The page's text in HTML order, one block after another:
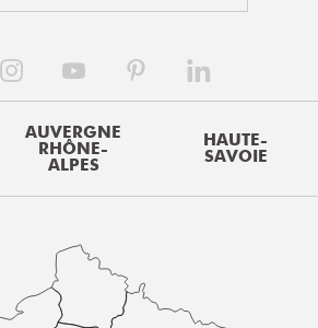
AUVERGNE
RHÔNE-
ALPES
HAUTE-
SAVOIE